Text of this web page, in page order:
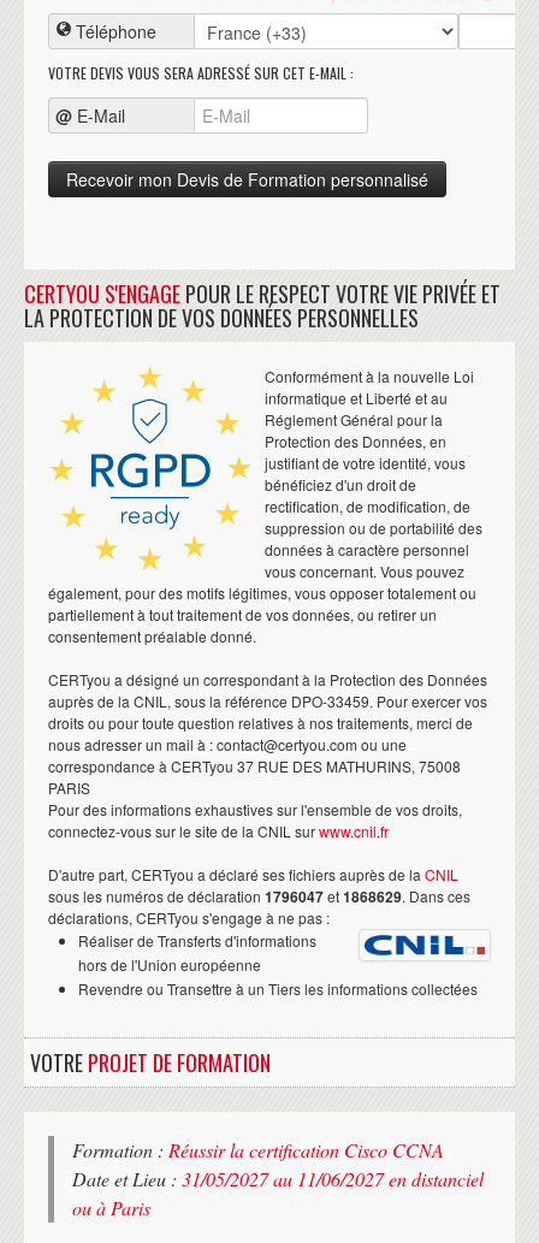
Téléphone
VOTRE DEVIS VOUS SERA ADRESSÉ SUR CET E-MAIL :
@ E-Mail
CERTYOU S'ENGAGEPOUR LE RESPECT VOTRE VIE PRIVÉE ET
LA PROTECTION DE VOS DONNÉES PERSONNELLES
Conformément à la nouvelle Loi
informatique et Liberté et au
Réglement Général pour la
Protection des Données, en
justifiant de votre identité, vous
bénéficiez d'un droit de
rectification, de modification, de
suppression ou de portabilité des
données à caractère personnel
vous concernant. Vous pouvez
également, pour des motifs légitimes, vous opposer totalement ou
partiellement à tout traitement de vos données, ou retirer un
consentement préalable donné.
CERTyou a désigné un correspondant à la Protection des Données
auprès de la CNIL, sous la référence DPO-33459. Pour exercer vos
droits ou pour toute question relatives à nos traitements, merci de
nous adresser un mail à : contact@certyou.com ou une
correspondance à CERTyou 37 RUE DES MATHURINS, 75008
PARIS
Pour des informations exhaustives sur l'ensemble de vos droits,
connectez-vous sur le site de la CNIL surwww.cnil.fr
D'autre part, CERTyou a déclaré ses fichiers auprès de la CNIL
sous les numéros de déclaration 1796047et1868629. Dans ces
déclarations, CERTyou s'engage à ne pas :
Réaliser de Transferts d'informations
hors de l'Union européenne
Revendre ou Transettre à un Tiers les informations collectées
VOTREPROJET DE FORMATION
Formation : Réussir la certification Cisco CCNA
Date et Lieu : 31/05/2027 au 11/06/2027 en distanciel
ou à Paris